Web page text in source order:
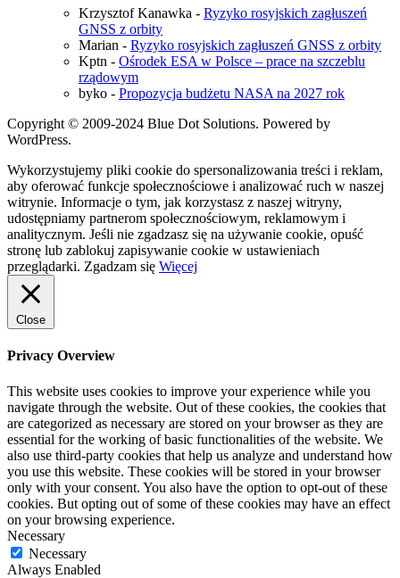
Krzysztof Kanawka - Ryzyko rosyjskich zagłuszeń
GNSS z orbity
Marian - Ryzyko rosyjskich zagłuszeń GNSS z orbity
Kptn - Ośrodek ESA w Polsce – prace na szczeblu
rządowym
byko - Propozycja budżetu NASA na 2027 rok
Copyright © 2009-2024 Blue Dot Solutions. Powered by
WordPress.
Wykorzystujemy pliki cookie do spersonalizowania treści i reklam,
aby oferować funkcje społecznościowe i analizować ruch w naszej
witrynie. Informacje o tym, jak korzystasz z naszej witryny,
udostępniamy partnerom społecznościowym, reklamowym i
analitycznym. Jeśli nie zgadzasz się na używanie cookie, opuść
stronę lub zablokuj zapisywanie cookie w ustawieniach
przeglądarki. Zgadzam się Więcej
Close
Privacy Overview
This website uses cookies to improve your experience while you
navigate through the website. Out of these cookies, the cookies that
are categorized as necessary are stored on your browser as they are
essential for the working of basic functionalities of the website. We
also use third-party cookies that help us analyze and understand how
you use this website. These cookies will be stored in your browser
only with your consent. You also have the option to opt-out of these
cookies. But opting out of some of these cookies may have an effect
on your browsing experience.
Necessary
Necessary
Always Enabled